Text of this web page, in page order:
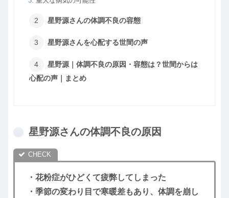
星野源さんの体調不良の容態
星野源さんを心配する世間の声
星野源｜体調不良の原因・容態は？世間からは
心配の声｜まとめ
星野源さんの体調不良の原因
・花粉症がひどくて疲弊してしまった
・季節の変わり目で寒暖差もあり、体調を崩し